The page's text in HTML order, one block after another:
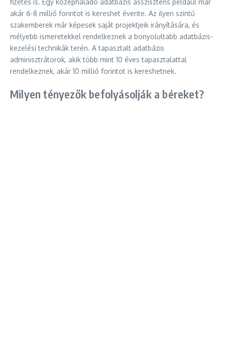
fizetés is. Egy középhaladó adatbázis asszisztens például már
akár 6-8 millió forintot is kereshet évente. Az ilyen szintű
szakemberek már képesek saját projektjeik irányítására, és
mélyebb ismeretekkel rendelkeznek a bonyolultabb adatbázis-
kezelési technikák terén. A tapasztalt adatbázis
adminisztrátorok, akik több mint 10 éves tapasztalattal
rendelkeznek, akár 10 millió forintot is kereshetnek.
Milyen tényezők befolyásolják a béreket?